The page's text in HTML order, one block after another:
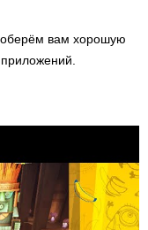
вам хорошую